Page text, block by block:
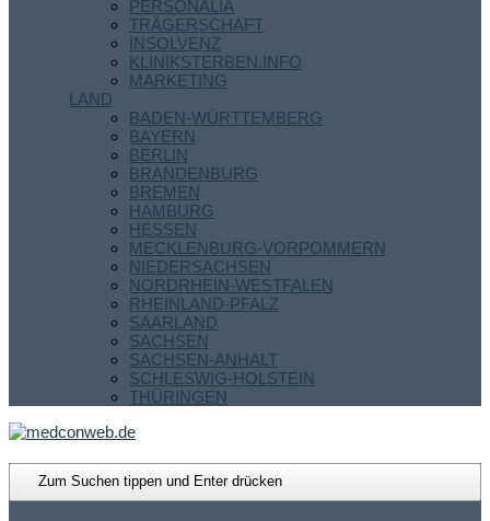
PERSONALIA
TRÄGERSCHAFT
INSOLVENZ
KLINIKSTERBEN.INFO
MARKETING
LAND
BADEN-WÜRTTEMBERG
BAYERN
BERLIN
BRANDENBURG
BREMEN
HAMBURG
HESSEN
MECKLENBURG-VORPOMMERN
NIEDERSACHSEN
NORDRHEIN-WESTFALEN
RHEINLAND-PFALZ
SAARLAND
SACHSEN
SACHSEN-ANHALT
SCHLESWIG-HOLSTEIN
THÜRINGEN